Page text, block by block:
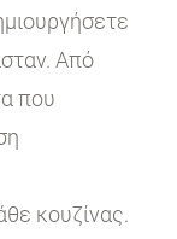
Από
που
κουζίνας.